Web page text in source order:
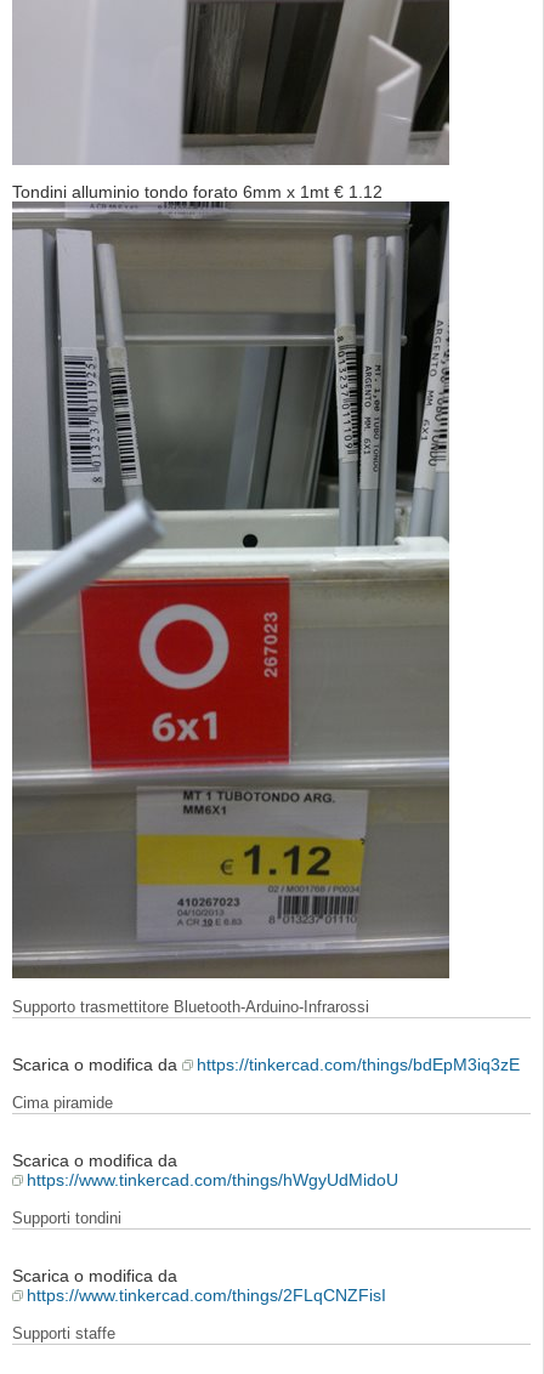
Tondini alluminio tondo forato 6mm x 1mt € 1.12
Supporto trasmettitore Bluetooth-Arduino-Infrarossi
Scarica o modifica da https://tinkercad.com/things/bdEpM3iq3zE
Cima piramide
Scarica o modifica da
https://www.tinkercad.com/things/hWgyUdMidoU
Supporti tondini
Scarica o modifica da
https://www.tinkercad.com/things/2FLqCNZFisI
Supporti staffe